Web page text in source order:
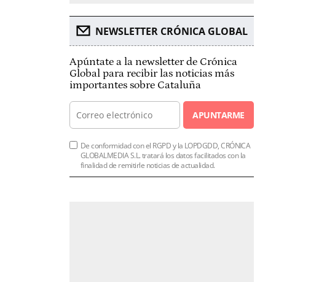
NEWSLETTER CRÓNICA GLOBAL
Apúntate a la newsletter de Crónica
Global para recibir las noticias más
importantes sobre Cataluña
APUNTARME
De conformidad con el RGPD y la LOPDGDD, CRÓNICA
GLOBALMEDIA S.L. tratará los datos facilitados con la
finalidad de remitirle noticias de actualidad.